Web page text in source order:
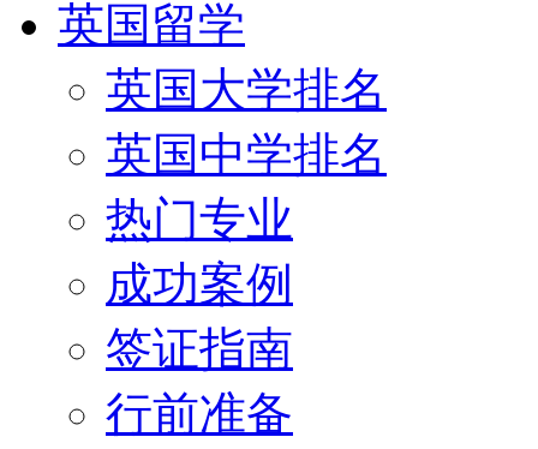
英国留学
英国大学排名
英国中学排名
热门专业
成功案例
签证指南
行前准备